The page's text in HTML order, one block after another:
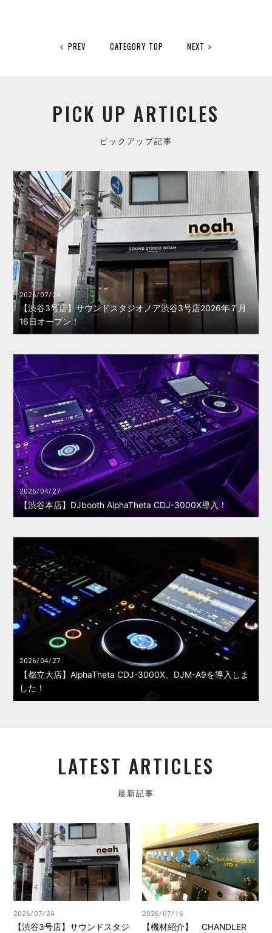
PREV CATEGORY TOP NEXT
PICK UP ARTICLES
ピックアップ記事
2026/07/24
【渋谷3号店】サウンドスタジオノア渋谷3号店2026年７月
16日オープン！
2026/04/27
【渋谷本店】DJbooth AlphaTheta CDJ-3000X導入！
2026/04/27
【都立大店】AlphaTheta CDJ-3000X、DJM-A9を導入しま
した！
LATEST ARTICLES
最新記事
2026/07/24
【渋谷3号店】サウンドスタジ
2026/07/16
【機材紹介】 CHANDLER